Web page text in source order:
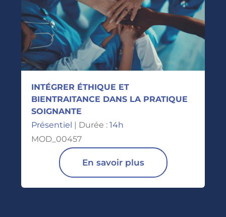
INTÉGRER ÉTHIQUE ET
BIENTRAITANCE DANS LA PRATIQUE
SOIGNANTE
Présentiel
| Durée : 14h
MOD_00457
En savoir plus